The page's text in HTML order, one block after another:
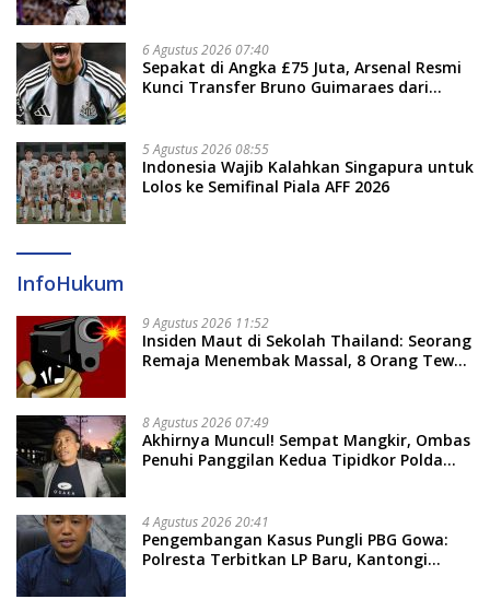
6 Agustus 2026 07:40
Sepakat di Angka £75 Juta, Arsenal Resmi
Kunci Transfer Bruno Guimaraes dari
5 Agustus 2026 08:55
Indonesia Wajib Kalahkan Singapura untuk
Lolos ke Semifinal Piala AFF 2026
InfoHukum
9 Agustus 2026 11:52
Insiden Maut di Sekolah Thailand: Seorang
Remaja Menembak Massal, 8 Orang Tewas
8 Agustus 2026 07:49
Akhirnya Muncul! Sempat Mangkir, Ombas
Penuhi Panggilan Kedua Tipidkor Polda
4 Agustus 2026 20:41
Pengembangan Kasus Pungli PBG Gowa:
Polresta Terbitkan LP Baru, Kantongi